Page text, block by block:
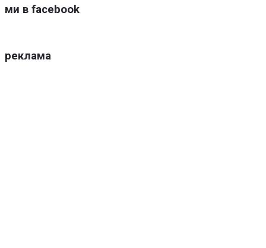
ми в facebook
реклама